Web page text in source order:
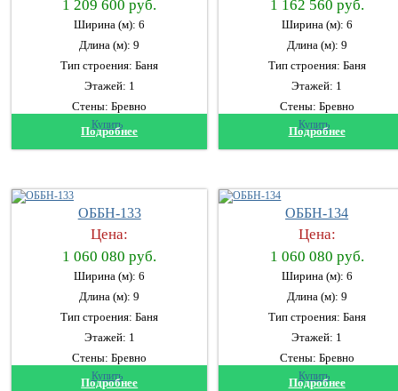
1 209 600 руб.
Ширина (м): 6
Длина (м): 9
Тип строения: Баня
Этажей: 1
Стены: Бревно
Купить
Подробнее
1 162 560 руб.
Ширина (м): 6
Длина (м): 9
Тип строения: Баня
Этажей: 1
Стены: Бревно
Купить
Подробнее
ОББН-133
Цена:
1 060 080 руб.
Ширина (м): 6
Длина (м): 9
Тип строения: Баня
Этажей: 1
Стены: Бревно
Купить
Подробнее
ОББН-134
Цена:
1 060 080 руб.
Ширина (м): 6
Длина (м): 9
Тип строения: Баня
Этажей: 1
Стены: Бревно
Купить
Подробнее